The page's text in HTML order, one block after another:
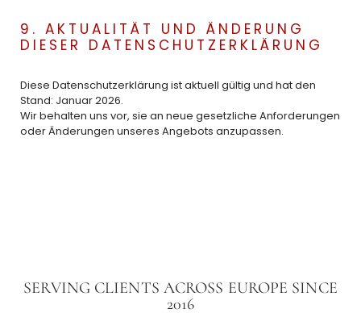
9. AKTUALITÄT UND ÄNDERUNG
DIESER DATENSCHUTZERKLÄRUNG
Diese Datenschutzerklärung ist aktuell gültig und hat den
Stand: Januar 2026.
Wir behalten uns vor, sie an neue gesetzliche Anforderungen
oder Änderungen unseres Angebots anzupassen.
SERVING CLIENTS ACROSS EUROPE SINCE
2016